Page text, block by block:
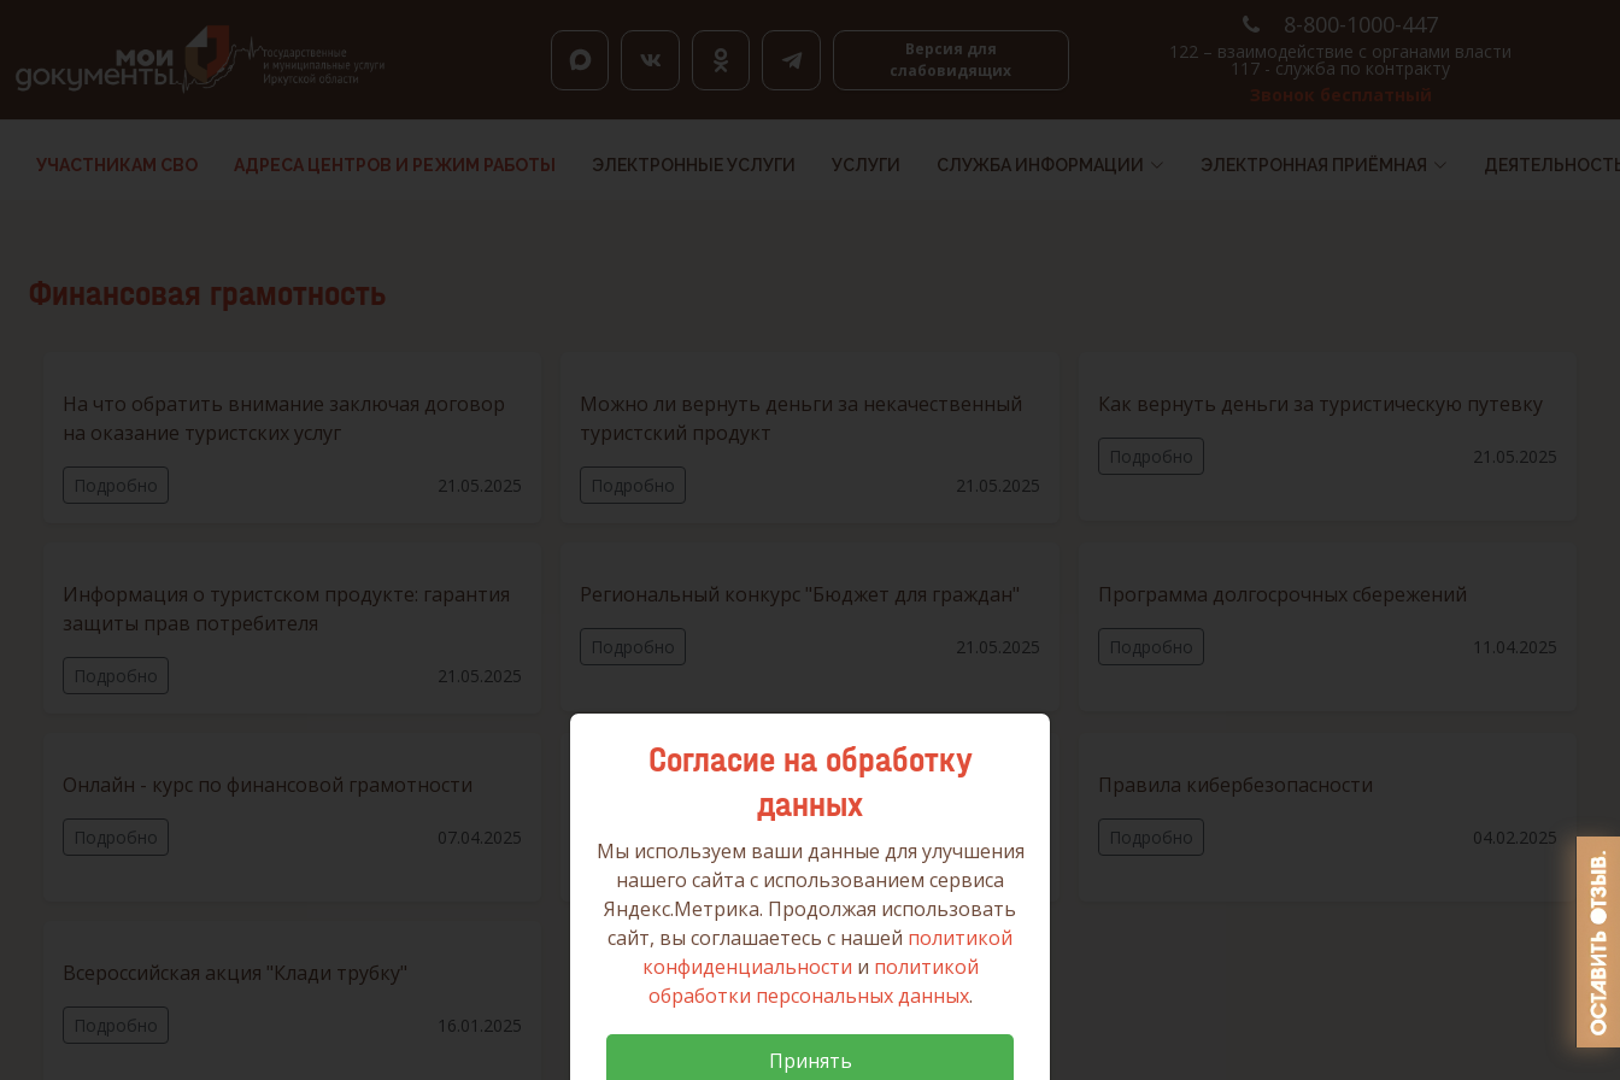
Версия для
слабовидящих
8-800-1000-447
122 – взаимодействие с органами власти
117 - служба по контракту
Звонок бесплатный
УЧАСТНИКАМ СВО АДРЕСА ЦЕНТРОВ И РЕЖИМ РАБОТЫ ЭЛЕКТРОННЫЕ УСЛУГИ УСЛУГИ СЛУЖБА ИНФОРМАЦИИ ЭЛЕКТРОННАЯ ПРИЁМНАЯ
Финансовая грамотность
На что обратить внимание заключая договор
на оказание туристских услуг
Подробно 21.05.2025
Можно ли вернуть деньги за некачественный
туристский продукт
Подробно 21.05.2025
Как вернуть деньги за туристическую путевку
Подробно 21.05.2025
Информация о туристском продукте: гарантия
защиты прав потребителя
Подробно 21.05.2025
Региональный конкурс "Бюджет для граждан"
Подробно 21.05.2025
Программа долгосрочных сбережений
Подробно 11.04.2025
Онлайн - курс по финансовой грамотности
Подробно 07.04.2025
Правила кибербезопасности
Подробно 04.02.2025
Всероссийская акция "Клади трубку"
Подробно 16.01.2025
Согласие на обработку
данных
Мы используем ваши данные для улучшения
нашего сайта с использованием сервиса
Яндекс.Метрика. Продолжая использовать
сайт, вы соглашаетесь с нашей политикой
конфиденциальности и политикой
обработки персональных данных.
Принять